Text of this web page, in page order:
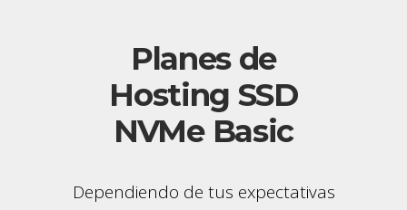
Planes de
Hosting SSD
NVMe Basic
Dependiendo de tus expectativas